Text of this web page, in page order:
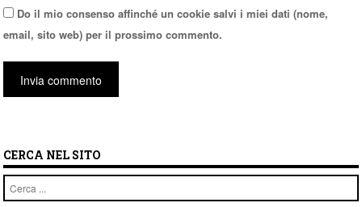
Do il mio consenso affinché un cookie salvi i miei dati (nome,
email, sito web) per il prossimo commento.
CERCA NEL SITO
Cerca